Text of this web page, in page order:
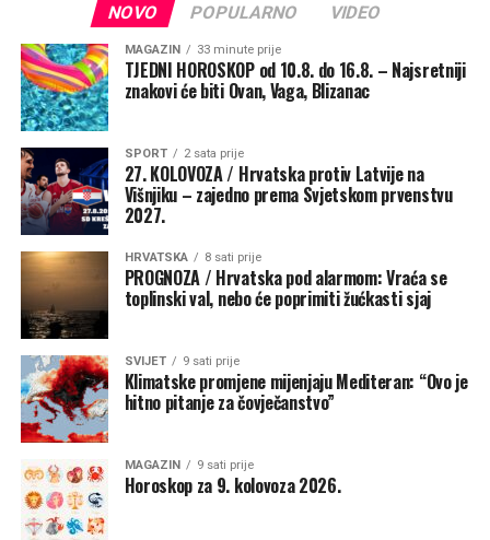
U Europi bi kombinacija Super El Niña i pozitivnog
dipola Indijskog oceana mogla pogodovati jačem
zapadnom strujanju zraka s Atlantika. Prognoze ukazuju
na područje visokog tlaka nad južnom Europom i
Sredozemljem, dok bi se niži tlak zadržavao nad
sjeverozapadnim i sjevernim dijelovima kontinenta.
To bi značilo uglavnom temperature iznad prosjeka u
većem dijelu Europe, zahvaljujući blažem atlantskom
utjecaju, ali i više oborina, osobito u sjevernim i
sjeverozapadnim područjima.
Snažan tropski sustav mogao bi ove
zime oblikovati mlazne struje
Snježne prilike uglavnom bi bile ograničene na sjeverne i
sjeveroistočne krajeve te više planinske dijelove Srednje
Europe, jer bi hladan zrak rjeđe prodirao daleko prema
jugu. Ipak, pojedini ciklonalni sustavi mogli bi donijeti
lokalne snježne epizode i u unutrašnjosti.
NOVO POPULARNO VIDEO
MAGAZIN 33 minute prije
TJEDNI HOROSKOP od 10.8. do 16.8. – Najsretniji
znakovi će biti Ovan, Vaga, Blizanac
SPORT 2 sata prije
27. KOLOVOZA / Hrvatska protiv Latvije na
Višnjiku – zajedno prema Svjetskom prvenstvu
2027.
HRVATSKA 8 sati prije
PROGNOZA / Hrvatska pod alarmom: Vraća se
toplinski val, nebo će poprimiti žućkasti sjaj
SVIJET 9 sati prije
Klimatske promjene mijenjaju Mediteran: “Ovo je
hitno pitanje za čovječanstvo”
MAGAZIN 9 sati prije
Horoskop za 9. kolovoza 2026.